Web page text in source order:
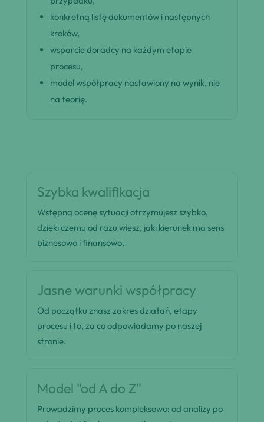
konkretną listę dokumentów i następnych
kroków,
wsparcie doradcy na każdym etapie
procesu,
model współpracy nastawiony na wynik, nie
na teorię.
Szybka kwalifikacja
Wstępną ocenę sytuacji otrzymujesz szybko,
dzięki czemu od razu wiesz, jaki kierunek ma sens
biznesowo i finansowo.
Jasne warunki współpracy
Od początku znasz zakres działań, etapy
procesu i to, za co odpowiadamy po naszej
stronie.
Model "od A do Z"
Prowadzimy proces kompleksowo: od analizy po